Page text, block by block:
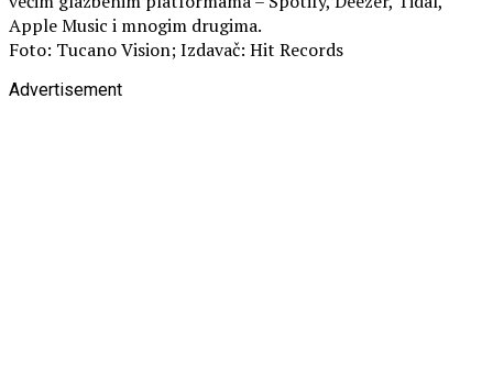
Apple Music i mnogim drugima.
Foto: Tucano Vision; Izdavač: Hit Records
Advertisement